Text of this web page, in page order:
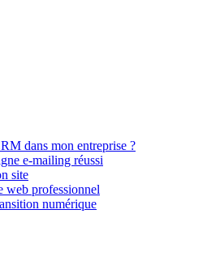
dans mon entreprise ?
e-mailing réussi
site
web professionnel
numérique